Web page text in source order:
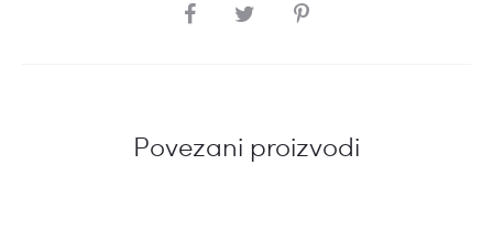
SHARE
Povezani proizvodi